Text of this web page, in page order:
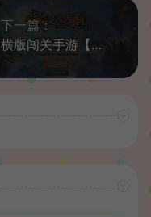
下一篇：
横版闯关手游【全明星之武圣觉醒阿拉德】最新整理单机一键即玩镜像端+Linux手工服务端+安卓苹果双端+WEB管理后台+GM授权后台+详细搭建教程